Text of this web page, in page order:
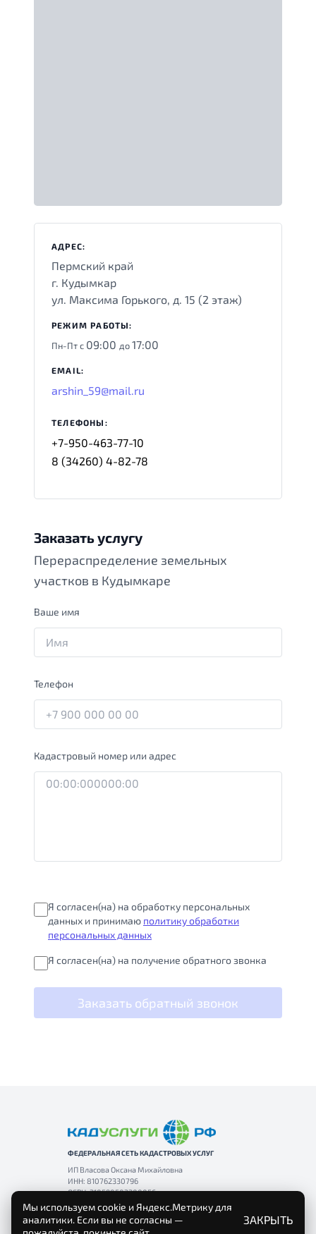
АДРЕС:
Пермский край
г. Кудымкар
ул. Максима Горького, д. 15 (2 этаж)
РЕЖИМ РАБОТЫ:
Пн-Пт с 09:00 до17:00
EMAIL:
arshin_59@mail.ru
ТЕЛЕФОНЫ:
+7-950-463-77-10
8 (34260) 4-82-78
Заказать услугу
Перераспределение земельных
участков в Кудымкаре
Ваше имя
Телефон
Кадастровый номер или адрес
Я согласен(на) на обработку персональных
данных и принимаю политику обработки
персональных данных
Я согласен(на) на получение обратного звонка
Заказать обратный звонок
ФЕДЕРАЛЬНАЯ СЕТЬ КАДАСТРОВЫХ УСЛУГ
ИП Власова Оксана Михайловна
ИНН: 810762330796
ОГРН: 310590503200056
Мы используем cookie и Яндекс.Метрику для
аналитики. Если вы не согласны —
ЗАКРЫТЬ